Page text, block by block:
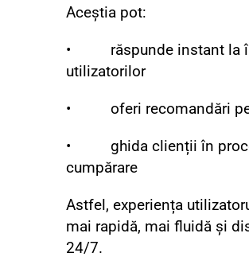
Aceștia pot:
• răspunde instant la
utilizatorilor
• oferi recomandări
• ghida clienții în
cumpărare
Astfel, experiența
mai rapidă, mai fluidă și
24/7.